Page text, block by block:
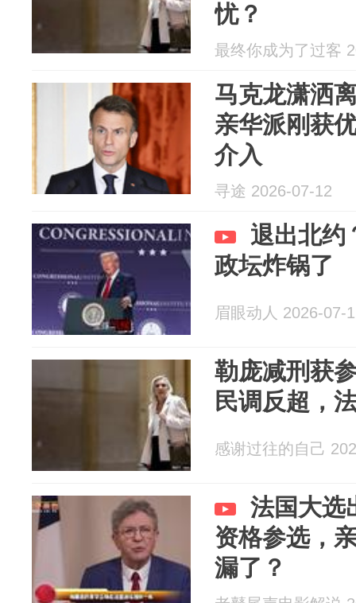
忧？
最终你成为了过客
马克龙潇洒
亲华派刚获
介入
寻途 2026-07-12
退出北约
政坛炸锅了
眉眼动人 2026-07-
勒庞减刑获
民调反超，
感谢过往的自己
法国大选
资格参选，
漏了？